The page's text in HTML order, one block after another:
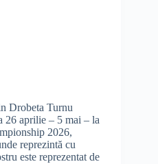
Drobeta Turnu
26 aprilie – 5 mai – la
2026,
reprezintă cu
este reprezentat de